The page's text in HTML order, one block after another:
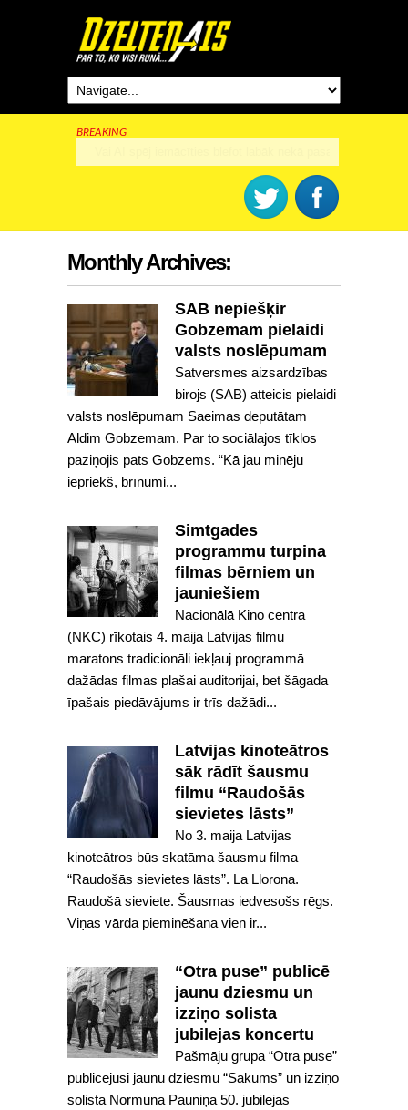
BREAKING
Monthly Archives:
SAB nepiešķir
Gobzemam pielaidi
valsts noslēpumam
Satversmes aizsardzības
birojs (SAB) atteicis pielaidi
valsts noslēpumam Saeimas deputātam
Aldim Gobzemam. Par to sociālajos tīklos
paziņojis pats Gobzems. “Kā jau minēju
iepriekš, brīnumi...
Simtgades
programmu turpina
filmas bērniem un
jauniešiem
Nacionālā Kino centra
(NKC) rīkotais 4. maija Latvijas filmu
maratons tradicionāli iekļauj programmā
dažādas filmas plašai auditorijai, bet šāgada
īpašais piedāvājums ir trīs dažādi...
Latvijas kinoteātros
sāk rādīt šausmu
filmu “Raudošās
sievietes lāsts”
No 3. maija Latvijas
kinoteātros būs skatāma šausmu filma
“Raudošās sievietes lāsts”. La Llorona.
Raudošā sieviete. Šausmas iedvesošs rēgs.
Viņas vārda pieminēšana vien ir...
“Otra puse” publicē
jaunu dziesmu un
izziņo solista
jubilejas koncertu
Pašmāju grupa “Otra puse”
publicējusi jaunu dziesmu “Sākums” un izziņo
solista Normuna Pauniņa 50. jubilejas